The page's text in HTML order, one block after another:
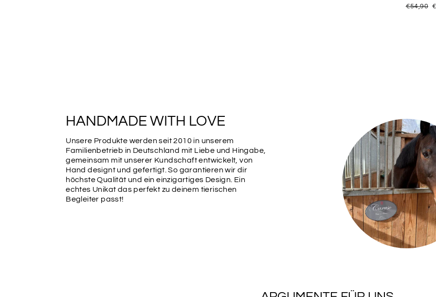
Normaler
€54,90
HANDMADE WITH LOVE
Unsere Produkte werden seit 2010 in unserem
Familienbetrieb in Deutschland mit Liebe und Hingabe,
gemeinsam mit unserer Kundschaft entwickelt, von
Hand designt und gefertigt. So garantieren wir dir
höchste Qualität und ein einzigartiges Design. Ein
echtes Unikat das perfekt zu deinem tierischen
Begleiter passt!